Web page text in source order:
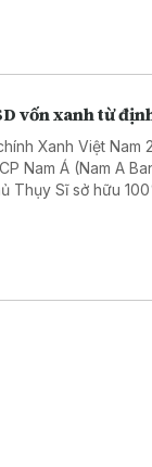
vốn xanh từ
Xanh Việt Nam
Nam Á (Nam A
Thụy Sĩ sở hữu